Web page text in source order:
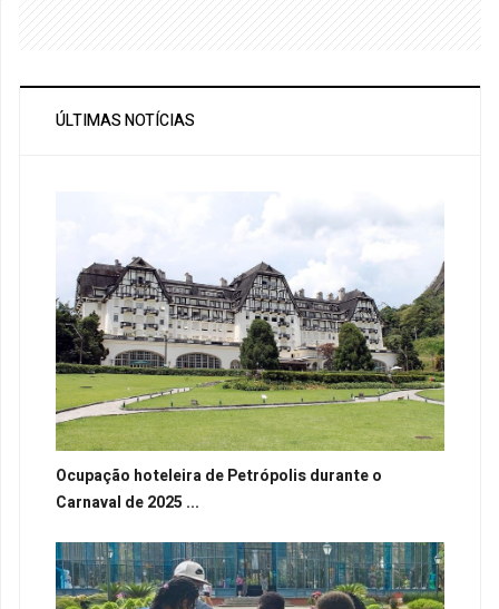
ÚLTIMAS NOTÍCIAS
Ocupação hoteleira de Petrópolis durante o
Carnaval de 2025 ...